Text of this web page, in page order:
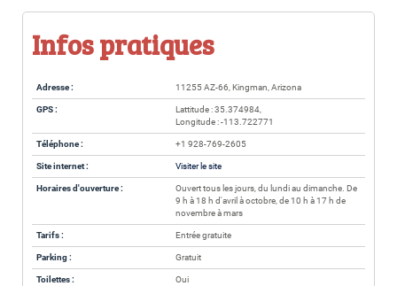
Infos pratiques
Adresse : 11255 AZ-66, Kingman, Arizona
GPS :
Lattitude : 35.374984,
Longitude : -113.722771
Téléphone : +1 928-769-2605
Site internet : Visiter le site
Horaires d'ouverture :
Ouvert tous les jours, du lundi au dimanche. De
9 h à 18 h d'avril à octobre, de 10 h à 17 h de
novembre à mars
Tarifs : Entrée gratuite
Parking : Gratuit
Toilettes : Oui